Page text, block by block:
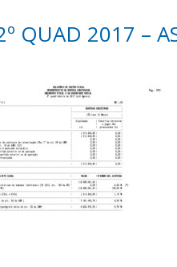
QUAD 2017 –